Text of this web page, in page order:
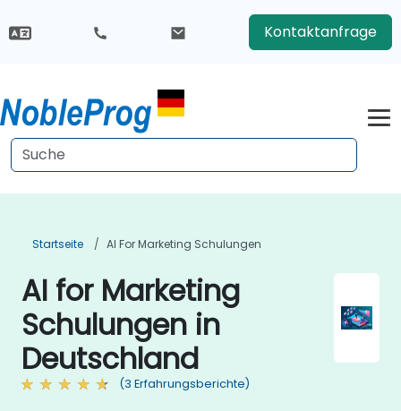
Kontaktanfrage
Startseite AI For Marketing Schulungen
AI for Marketing
Schulungen in
Deutschland
(3 Erfahrungsberichte)